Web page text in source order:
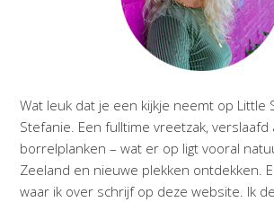
Wat leuk dat je een kijkje neemt op Little
Stefanie. Een fulltime vreetzak, verslaafd
borrelplanken – wat er op ligt vooral
Zeeland en nieuwe plekken ontdekken.
waar ik over schrijf op deze website. Ik